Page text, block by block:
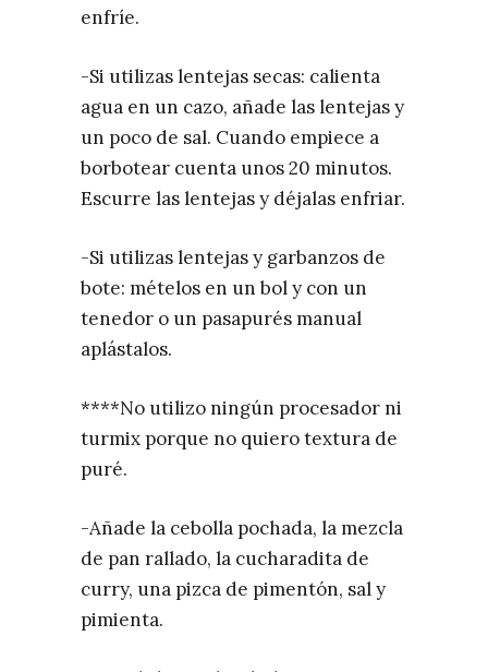
enfríe.
-Si utilizas lentejas secas: calienta
agua en un cazo, añade las lentejas y
un poco de sal. Cuando empiece a
borbotear cuenta unos 20 minutos.
Escurre las lentejas y déjalas enfriar.
-Si utilizas lentejas y garbanzos de
bote: mételos en un bol y con un
tenedor o un pasapurés manual
aplástalos.
****No utilizo ningún procesador ni
turmix porque no quiero textura de
puré.
-Añade la cebolla pochada, la mezcla
de pan rallado, la cucharadita de
curry, una pizca de pimentón, sal y
pimienta.